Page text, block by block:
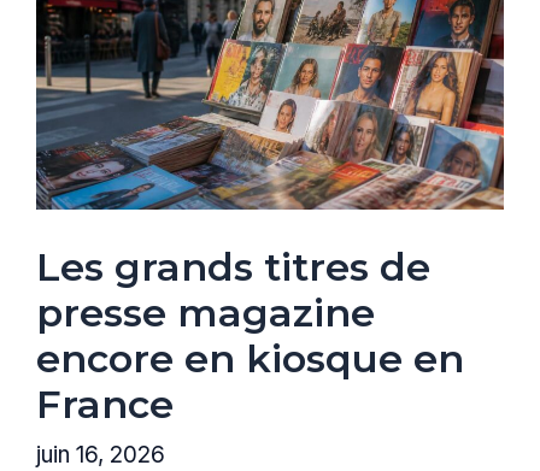
Les grands titres de
presse magazine
encore en kiosque en
France
juin 16, 2026